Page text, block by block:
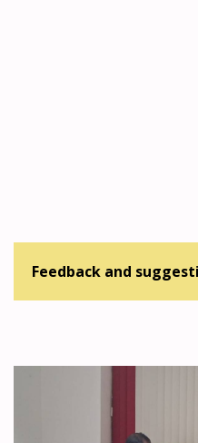
Feedback and